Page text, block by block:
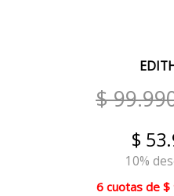
$
$
10%
6 cuotasde $